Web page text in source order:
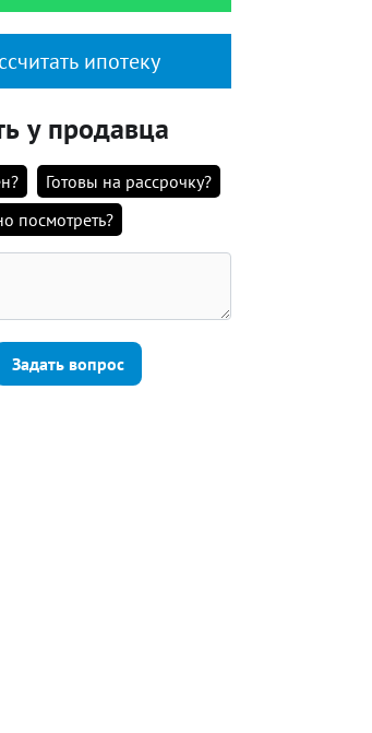
ипотеку
у продавца
Готовы на рассрочку?
посмотреть?
Задать вопрос